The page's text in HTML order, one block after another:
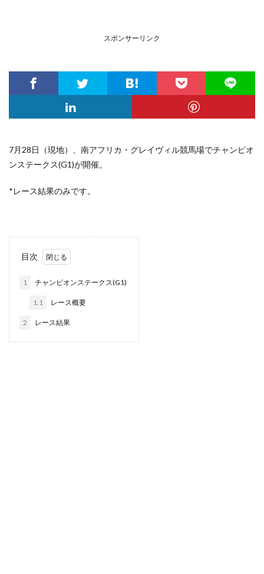
スポンサーリンク
7月28日（現地）、南アフリカ・グレイヴィル競馬場でチャンピオ
ンステークス(G1)が開催。
*レース結果のみです。
目次
1 チャンピオンステークス(G1)
1.1 レース概要
2 レース結果